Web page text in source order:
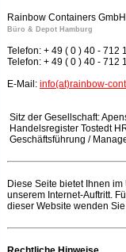
Rainbow Containers GmbH
Büro & Depot Hamburg
Telefon: + 49 ( 0 ) 40 - 712
Telefon: + 49 ( 0 ) 40 - 712
E-Mail: info(at)rainbow-
Sitz der Gesellschaft:
Handelsregister Tostedt
Geschäftsführung /
Diese Seite bietet Ihnen
unserem Internet-Auftritt.
dieser Website wenden